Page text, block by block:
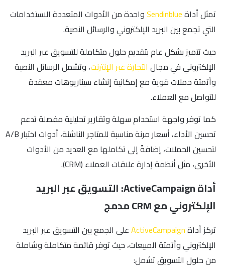
تمثل أداةSendinblueواحدة من الأدوات المتعددة الاستخدامات
التي تجمع بين البريد الإلكتروني والرسائل النصية.
حيث تتميز بشكل عام بتقديم حلول متكاملة للتسويق عبر البريد
الإلكتروني في مجال التجارة عبر الإنترنت، وتشمل الرسائل النصية
وأتمتة حملات قوية مع إمكانية إنشاء سيناريوهات معقدة
للتواصل مع العملاء.
كما توفر واجهة استخدام سهلة وتقارير تحليلية مفصلة تدعم
تحسين الأداء، أسعار مرنة مناسبة للمتاجر الناشئة، أدوات اختبار A/B
لتحسين الحملات، إضافةً إلى تكاملها مع العديد من الأدوات
الأخرى، مثل أنظمة إدارة علاقات العملاء (CRM).
أداة ActiveCampaign: التسويق عبر البريد
الإلكتروني مع CRM مدمج
تركز أداةActiveCampaignعلى الجمع بين التسويق عبر البريد
الإلكتروني وأتمتة المبيعات، حيث توفر قائمة متكاملة وشاملة
من حلول التسويق تشمل: